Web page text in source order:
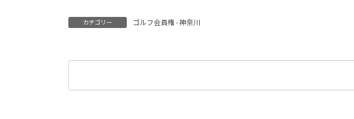
カテゴリー ゴルフ会員権 - 神奈川